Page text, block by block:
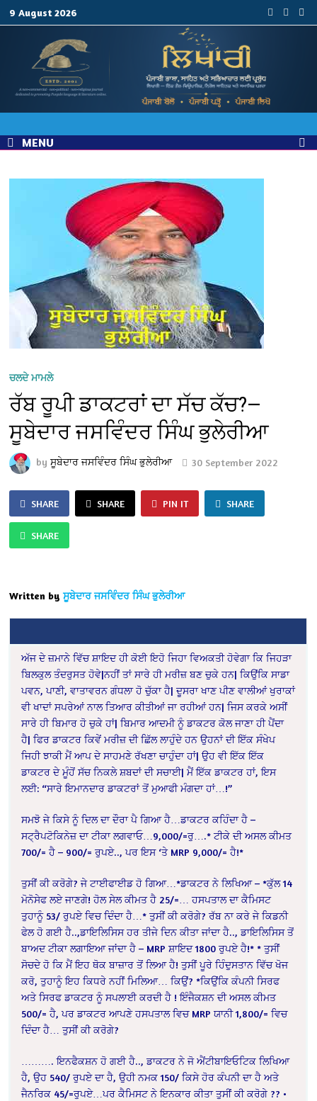
9 August 2026
MENU
ਚਲਦੇ ਮਾਮਲੇ
ਰੱਬ ਰੂਪੀ ਡਾਕਟਰਾਂ ਦਾ ਸੱਚ ਕੱਚ?—
ਸੂਬੇਦਾਰ ਜਸਵਿੰਦਰ ਸਿੰਘ ਭੁਲੇਰੀਆ
byਸੂਬੇਦਾਰ ਜਸਵਿੰਦਰ ਸਿੰਘ ਭੁਲੇਰੀਆ 30 September 2022
SHARE SHARE PIN IT SHARE
SHARE
Written by ਸੂਬੇਦਾਰ ਜਸਵਿੰਦਰ ਸਿੰਘ ਭੁਲੇਰੀਆ
ਅੱਜ ਦੇ ਜ਼ਮਾਨੇ ਵਿੱਚ ਸ਼ਾਇਦ ਹੀ ਕੋਈ ਇਹੋ ਜਿਹਾ ਵਿਅਕਤੀ ਹੋਵੇਗਾ ਕਿ ਜਿਹੜਾ
ਬਿਲਕੁਲ ਤੰਦਰੁਸਤ ਹੋਵੇ|ਨਹੀਂ ਤਾਂ ਸਾਰੇ ਹੀ ਮਰੀਜ਼ ਬਣ ਚੁਕੇ ਹਨ| ਕਿਉਂਕਿ ਸਾਡਾ
ਪਵਨ, ਪਾਣੀ, ਵਾਤਾਵਰਨ ਗੰਧਲਾ ਹੋ ਚੁੱਕਾ ਹੈ| ਦੂਸਰਾ ਖਾਣ ਪੀਣ ਵਾਲੀਆਂ ਖੁਰਾਕਾਂ
ਵੀ ਖਾਦਾਂ ਸਪਰੇਆਂ ਨਾਲ ਤਿਆਰ ਕੀਤੀਆਂ ਜਾ ਰਹੀਆਂ ਹਨ| ਜਿਸ ਕਰਕੇ ਅਸੀਂ
ਸਾਰੇ ਹੀ ਬਿਮਾਰ ਹੋ ਚੁਕੇ ਹਾਂ| ਬਿਮਾਰ ਆਦਮੀ ਨੂੰ ਡਾਕਟਰ ਕੋਲ ਜਾਣਾ ਹੀ ਪੈਂਦਾ
ਹੈ| ਫਿਰ ਡਾਕਟਰ ਕਿਵੇਂ ਮਰੀਜ਼ ਦੀ ਛਿੱਲ ਲਾਹੁੰਦੇ ਹਨ ਉਹਨਾਂ ਦੀ ਇੱਕ ਸੰਖੇਪ
ਜਿਹੀ ਝਾਕੀ ਮੈਂ ਆਪ ਦੇ ਸਾਹਮਣੇ ਰੱਖਣਾ ਚਾਹੁੰਦਾ ਹਾਂ| ਉਹ ਵੀ ਇੱਕ ਇੱਕ
ਡਾਕਟਰ ਦੇ ਮੂੰਹੋਂ ਸੱਚ ਨਿਕਲੇ ਸ਼ਬਦਾਂ ਦੀ ਸਚਾਈ| ਮੈਂ ਇੱਕ ਡਾਕਟਰ ਹਾਂ, ਇਸ
ਲਈ: “ਸਾਰੇ ਇਮਾਨਦਾਰ ਡਾਕਟਰਾਂ ਤੋਂ ਮੁਆਫੀ ਮੰਗਦਾ ਹਾਂ…!”
ਸਮਝੋ ਜੇ ਕਿਸੇ ਨੂੰ ਦਿਲ ਦਾ ਦੌਰਾ ਪੈ ਗਿਆ ਹੈ…ਡਾਕਟਰ ਕਹਿੰਦਾ ਹੈ –
ਸਟ੍ਰੈਪਟੋਕਿਨੇਜ਼ ਦਾ ਟੀਕਾ ਲਗਵਾਓ…9,000/=ਰੁ….* ਟੀਕੇ ਦੀ ਅਸਲ ਕੀਮਤ
700/= ਹੈ – 900/= ਰੁਪਏ.., ਪਰ ਇਸ ‘ਤੇ MRP 9,000/= ਹੈ!*
ਤੁਸੀਂ ਕੀ ਕਰੋਗੇ? ਜੇ ਟਾਈਫਾਈਡ ਹੋ ਗਿਆ…*ਡਾਕਟਰ ਨੇ ਲਿਖਿਆ – *ਕੁੱਲ 14
ਮੋਨੋਸੇਫ ਲਏ ਜਾਣਗੇ! ਹੋਲ ਸੇਲ ਕੀਮਤ ਹੈ 25/=… ਹਸਪਤਾਲ ਦਾ ਕੈਮਿਸਟ
ਤੁਹਾਨੂੰ 53/ ਰੁਪਏ ਵਿਚ ਦਿੰਦਾ ਹੈ…* ਤੁਸੀਂ ਕੀ ਕਰੋਗੇ? ਰੱਬ ਨਾ ਕਰੇ ਜੇ ਕਿਡਨੀ
ਫੇਲ ਹੋ ਗਈ ਹੈ..,ਡਾਇਲਿਸਿਸ ਹਰ ਤੀਜੇ ਦਿਨ ਕੀਤਾ ਜਾਂਦਾ ਹੈ.., ਡਾਇਲਿਸਿਸ ਤੋਂ
ਬਾਅਦ ਟੀਕਾ ਲਗਾਇਆ ਜਾਂਦਾ ਹੈ – MRP ਸ਼ਾਇਦ 1800 ਰੁਪਏ ਹੈ!* * ਤੁਸੀਂ
ਸੋਚਦੇ ਹੋ ਕਿ ਮੈਂ ਇਹ ਥੋਕ ਬਾਜ਼ਾਰ ਤੋਂ ਲਿਆ ਹੈ! ਤੁਸੀਂ ਪੂਰੇ ਹਿੰਦੁਸਤਾਨ ਵਿੱਚ ਖੋਜ
ਕਰੋ, ਤੁਹਾਨੂੰ ਇਹ ਕਿਧਰੇ ਨਹੀਂ ਮਿਲਿਆ… ਕਿਉਂ? *ਕਿਉਂਕਿ ਕੰਪਨੀ ਸਿਰਫ
ਅਤੇ ਸਿਰਫ ਡਾਕਟਰ ਨੂੰ ਸਪਲਾਈ ਕਰਦੀ ਹੈ ! ਇੰਜੈਕਸ਼ਨ ਦੀ ਅਸਲ ਕੀਮਤ
500/= ਹੈ, ਪਰ ਡਾਕਟਰ ਆਪਣੇ ਹਸਪਤਾਲ ਵਿਚ MRP ਯਾਨੀ 1,800/= ਵਿਚ
ਦਿੰਦਾ ਹੈ… ਤੁਸੀਂ ਕੀ ਕਰੋਗੇ?
………. ਇਨਫੈਕਸ਼ਨ ਹੋ ਗਈ ਹੈ.., ਡਾਕਟਰ ਨੇ ਜੋ ਐਂਟੀਬਾਇਓਟਿਕ ਲਿਖਿਆ
ਹੈ, ਉਹ 540/ ਰੁਪਏ ਦਾ ਹੈ, ਉਹੀ ਨਮਕ 150/ ਕਿਸੇ ਹੋਰ ਕੰਪਨੀ ਦਾ ਹੈ ਅਤੇ
ਜੈਨਰਿਕ 45/=ਰੁਪਏ…ਪਰ ਕੈਮਿਸਟ ਨੇ ਇਨਕਾਰ ਕੀਤਾ ਤੁਸੀਂ ਕੀ ਕਰੋਗੇ ?? •